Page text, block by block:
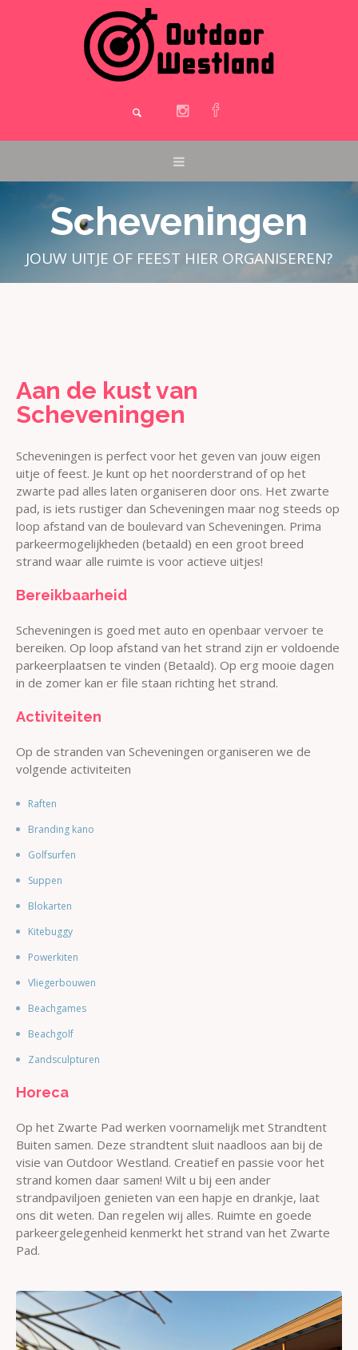
Scheveningen
JOUW UITJE OF FEEST HIER ORGANISEREN?
Aan de kust van
Scheveningen
Scheveningen is perfect voor het geven van jouw eigen
uitje of feest. Je kunt op het noorderstrand of op het
zwarte pad alles laten organiseren door ons. Het zwarte
pad, is iets rustiger dan Scheveningen maar nog steeds op
loop afstand van de boulevard van Scheveningen. Prima
parkeermogelijkheden (betaald) en een groot breed
strand waar alle ruimte is voor actieve uitjes!
Bereikbaarheid
Scheveningen is goed met auto en openbaar vervoer te
bereiken. Op loop afstand van het strand zijn er voldoende
parkeerplaatsen te vinden (Betaald). Op erg mooie dagen
in de zomer kan er file staan richting het strand.
Activiteiten
Op de stranden van Scheveningen organiseren we de
volgende activiteiten
Raften
Branding kano
Golfsurfen
Suppen
Blokarten
Kitebuggy
Powerkiten
Vliegerbouwen
Beachgames
Beachgolf
Zandsculpturen
Horeca
Op het Zwarte Pad werken voornamelijk met Strandtent
Buiten samen. Deze strandtent sluit naadloos aan bij de
visie van Outdoor Westland. Creatief en passie voor het
strand komen daar samen! Wilt u bij een ander
strandpaviljoen genieten van een hapje en drankje, laat
ons dit weten. Dan regelen wij alles. Ruimte en goede
parkeergelegenheid kenmerkt het strand van het Zwarte
Pad.